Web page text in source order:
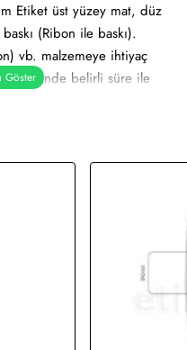
Etiket üst yüzey mat, düz
(Ribon ile baskı).
vb. malzemeye ihtiyaç
belirli süre ile
görmez.
yazıcılar için uygundur.
Bırakmayan yapışkanlı
yapışkanlı tutkal)
lot etiketi, raf etiketi,
hızlı tüketim